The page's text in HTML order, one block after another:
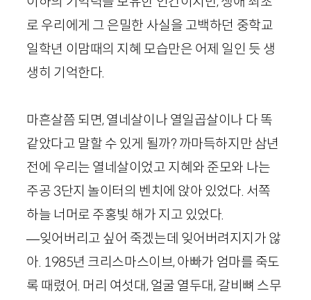
로 우리에게 그 은밀한 사실을 고백하던 중학교
일학년 이맘때의 지혜 모습만은 어제 일인 듯 생
생히 기억한다.
마흔살쯤 되면, 열네살이나 열일곱살이나 다 똑
같았다고 말할 수 있게 될까? 까마득하지만 삼년
전에 우리는 열네살이었고 지혜와 준모와 나는
주공 3단지 놀이터의 벤치에 앉아 있었다. 서쪽
하늘 너머로 주홍빛 해가 지고 있었다.
—잊어버리고 싶어 죽겠는데 잊어버려지지가 않
아. 1985년 크리스마스이브, 아빠가 엄마를 죽도
록 때렸어. 머리 여섯대, 얼굴 열두대, 갈비뼈 스무